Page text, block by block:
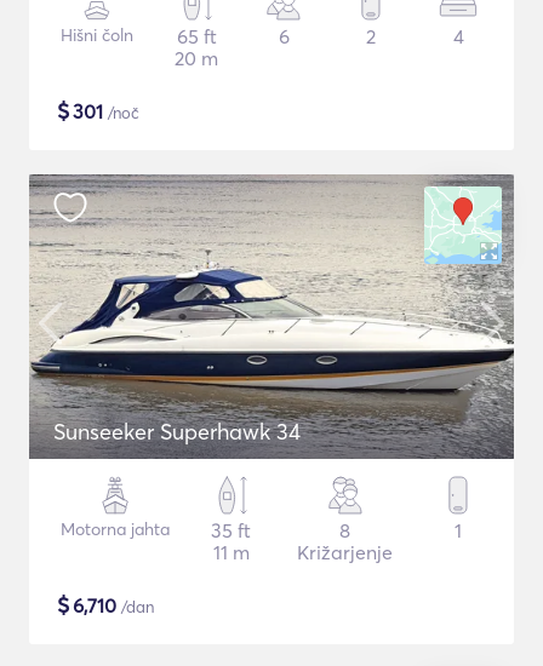
Hišni čoln
65 ft
20 m
6 2 4
$301 /noč
Sunseeker Superhawk 34
Motorna jahta
35 ft
11 m
8
Križarjenje
1
$6,710 /dan